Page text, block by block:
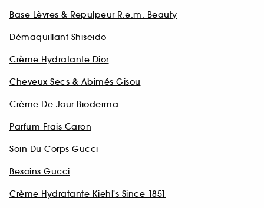
Base Lèvres & Repulpeur R.e.m. Beauty
Démaquillant Shiseido
Crème Hydratante Dior
Cheveux Secs & Abimés Gisou
Crème De Jour Bioderma
Parfum Frais Caron
Soin Du Corps Gucci
Besoins Gucci
Crème Hydratante Kiehl's Since 1851